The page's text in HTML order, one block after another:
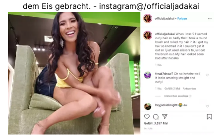
dem Eis gebracht. - instagram@/officialjadakai